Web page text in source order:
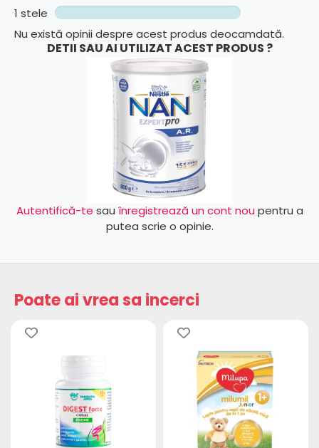
1 stele
Nu există opinii despre acest produs deocamdată.
DETII SAU AI UTILIZAT ACEST PRODUS ?
Autentifică-te sau înregistrează un cont nou pentru a
putea scrie o opinie.
Poate ai vrea sa incerci